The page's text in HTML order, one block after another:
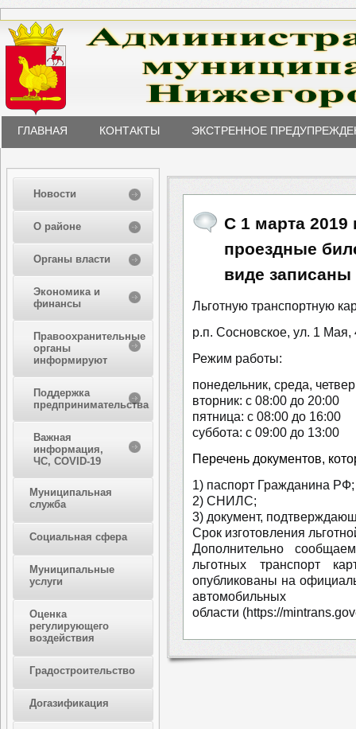
ГЛАВНАЯ КОНТАКТЫ ЭКСТРЕННОЕ
Новости
О районе
Органы власти
Экономика и
финансы
Правоохранительные
органы
информируют
Поддержка
предпринимательства
Важная
информация,
ЧС, COVID-19
Муниципальная
служба
Социальная сфера
Муниципальные
услуги
Оценка
регулирующего
воздействия
Градостроительство
Догазификация
С 1 марта 2019
проездные
виде записаны
Льготную транспортную
р.п. Сосновское, ул. 1
Режим работы:
понедельник, среда,
вторник: с 08:00 до 20:00
пятница: с 08:00 до 16:00
суббота: с 09:00 до 13:00
Перечень документов,
1) паспорт Гражданина РФ;
2) СНИЛС;
3) документ,
Срок изготовления
Дополнительно
льготных транспорт
опубликованы на
области (https://